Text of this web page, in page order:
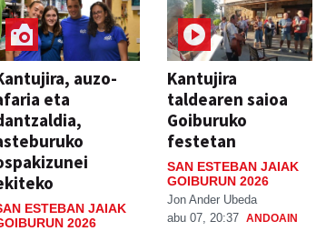
auzo-
eta
ESTEBAN JAIAK
2026
Kantujira
taldearen saioa
Goiburuko
festetan
SAN ESTEBAN JAIAK
GOIBURUN 2026
Jon Ander Ubeda
abu 07, 20:37 ANDOAIN